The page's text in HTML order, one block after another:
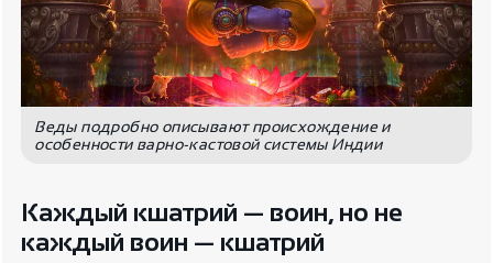
Веды подробно описывают происхождение и
особенности варно-кастовой системы Индии
Каждый кшатрий — воин, но не
каждый воин — кшатрий